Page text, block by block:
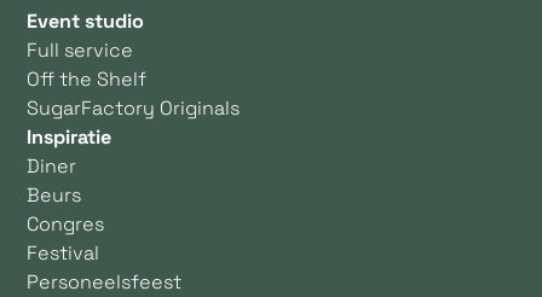
Event studio
Full service
Off the Shelf
SugarFactory Originals
Inspiratie
Diner
Beurs
Congres
Festival
Personeelsfeest